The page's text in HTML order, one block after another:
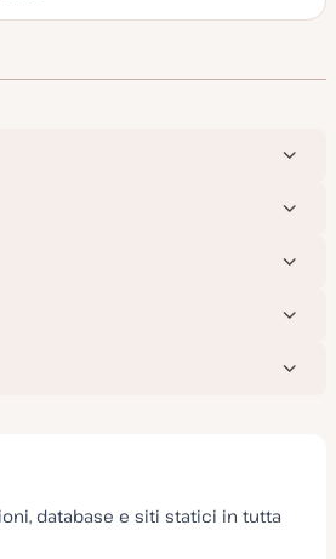
database e siti statici in tutta